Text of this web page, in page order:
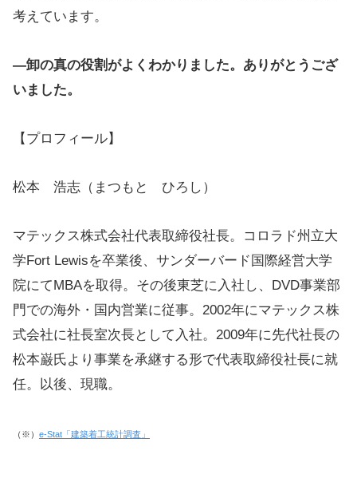
考えています。
―卸の真の役割がよくわかりました。ありがとうござ
いました。
【プロフィール】
松本 浩志（まつもと ひろし）
マテックス株式会社代表取締役社長。コロラド州立大
学Fort Lewisを卒業後、サンダーバード国際経営大学
院にてMBAを取得。その後東芝に入社し、DVD事業部
門での海外・国内営業に従事。2002年にマテックス株
式会社に社長室次長として入社。2009年に先代社長の
松本巌氏より事業を承継する形で代表取締役社長に就
任。以後、現職。
（※） e-Stat「建築着工統計調査」